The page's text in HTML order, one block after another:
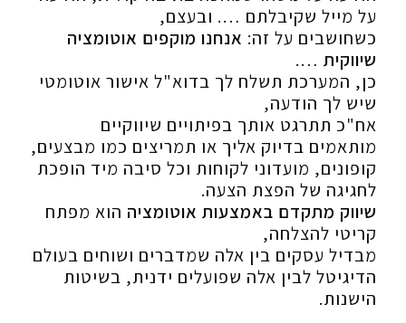
על מייל שקיבלתם …. ובעצם,
כשחושבים על זה: אנחנו מוקפים אוטומציה
שיווקית ….
כן, המערכת תשלח לך בדוא"ל אישור אוטומטי
שיש לך הודעה,
אח"כ תתרגט אותך בפיתויים שיווקיים
מותאמים בדיוק אליך או תמריצים כמו מבצעים,
קופונים, מועדוני לקוחות וכל סיבה מיד הופכת
לחגיגה של הפצת הצעה.
שיווק מתקדם באמצעות אוטומציה הוא מפתח
קריטי להצלחה,
מבדיל עסקים בין אלה שמדברים ושוחים בעולם
הדיגיטל לבין אלה שפועלים ידנית, בשיטות
הישנות.